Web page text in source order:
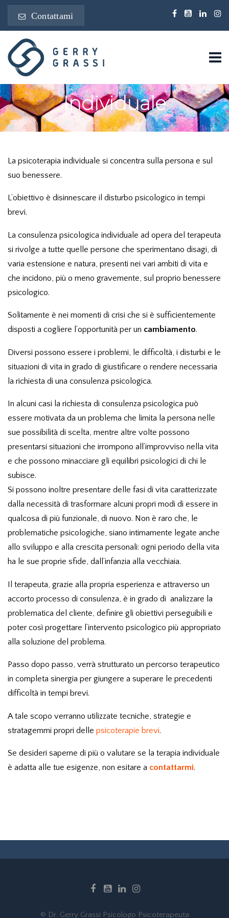
Contattami
Individuale
La psicoterapia individuale si concentra sulla persona e sul
suo benessere.
L’obiettivo è disinnescare il disturbo psicologico in tempi
brevi.
La consulenza psicologica individuale ad opera del terapeuta
si rivolge a tutte quelle persone che sperimentano disagi, di
varia estensione e natura, presenti nei vari ambiti di vita e
che incidono, più o meno gravemente, sul proprio benessere
psicologico.
Solitamente è nei momenti di crisi che si è sufficientemente
disposti a cogliere l’opportunità per un cambiamento.
Diversi possono essere i problemi, le difficoltà, i disturbi e le
situazioni di vita in grado di giustificare o rendere necessaria
la richiesta di una consulenza psicologica.
In alcuni casi la richiesta di consulenza psicologica può
essere motivata da un problema che limita la persona nelle
sue possibilità di scelta, mentre altre volte possono
presentarsi situazioni che irrompono all’improvviso nella vita
e che possono minacciare gli equilibri psicologici di chi le
subisce.
Si possono inoltre presentare delle fasi di vita caratterizzate
dalla necessità di trasformare alcuni propri modi di essere in
qualcosa di più funzionale, di nuovo. Non è raro che, le
problematiche psicologiche, siano intimamente legate anche
allo sviluppo e alla crescita personali: ogni periodo della vita
ha le sue proprie sfide, dall’infanzia alla vecchiaia.
Il terapeuta, grazie alla propria esperienza e attraverso un
accorto processo di consulenza, è in grado di analizzare la
problematica del cliente, definire gli obiettivi perseguibili e
poter così progettare l’intervento psicologico più appropriato
alla soluzione del problema.
Passo dopo passo, verrà strutturato un percorso terapeutico
in completa sinergia per giungere a superare le precedenti
difficoltà in tempi brevi.
A tale scopo verranno utilizzate tecniche, strategie e
stratagemmi propri delle psicoterapie brevi.
Se desideri saperne di più o valutare se la terapia individuale
è adatta alle tue esigenze, non esitare a contattarmi.
© Dr. Gerry Grassi Psicologo Psicoterapeuta